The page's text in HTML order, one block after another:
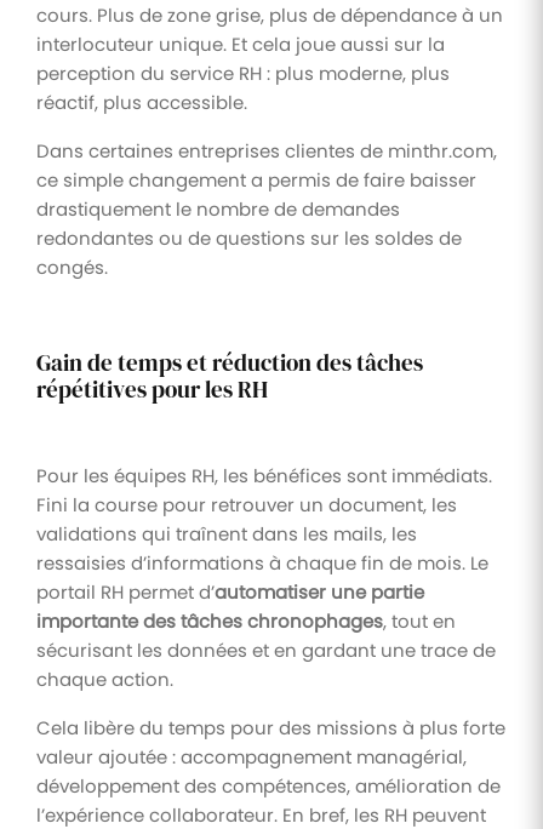
cours. Plus de zone grise, plus de dépendance à un
interlocuteur unique. Et cela joue aussi sur la
perception du service RH : plus moderne, plus
réactif, plus accessible.
Dans certaines entreprises clientes de minthr.com,
ce simple changement a permis de faire baisser
drastiquement le nombre de demandes
redondantes ou de questions sur les soldes de
congés.
Gain de temps et réduction des tâches
répétitives pour les RH
Pour les équipes RH, les bénéfices sont immédiats.
Fini la course pour retrouver un document, les
validations qui traînent dans les mails, les
ressaisies d’informations à chaque fin de mois. Le
portail RH permet d’automatiser une partie
importante des tâches chronophages, tout en
sécurisant les données et en gardant une trace de
chaque action.
Cela libère du temps pour des missions à plus forte
valeur ajoutée : accompagnement managérial,
développement des compétences, amélioration de
l’expérience collaborateur. En bref, les RH peuvent